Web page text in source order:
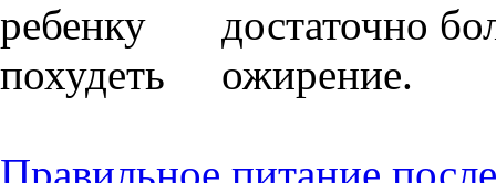
достаточно
ожирение.